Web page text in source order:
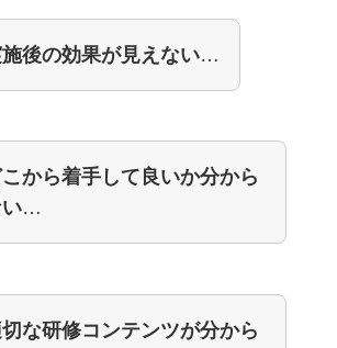
後の効果が見えない…
こから着手して良いか分から
…
な研修コンテンツが分から